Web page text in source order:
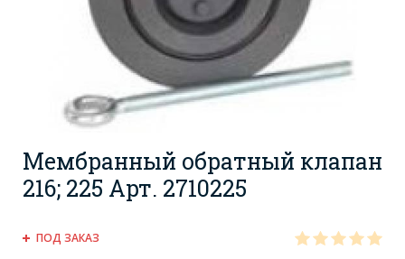
Мембранный обратный клапан
216; 225 Арт. 2710225
ПОД ЗАКАЗ